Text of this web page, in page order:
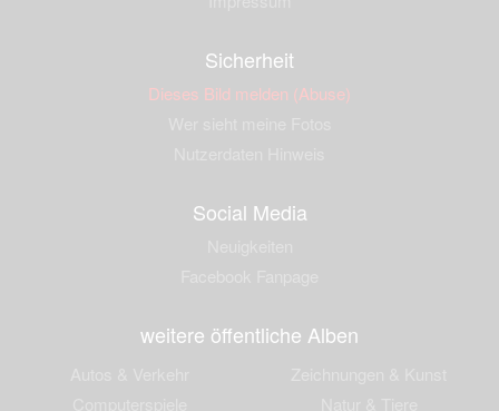
Sicherheit
Dieses Bild melden (Abuse)
Social Media
weitere öffentliche Alben